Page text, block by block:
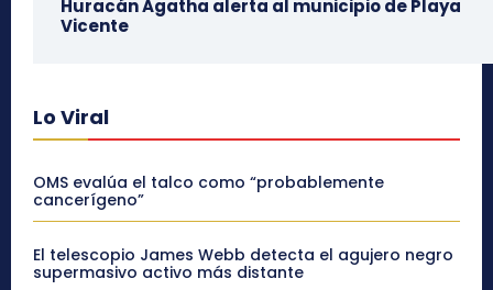
Huracán Agatha alerta al municipio de Playa
Vicente
Lo Viral
OMS evalúa el talco como “probablemente
cancerígeno”
El telescopio James Webb detecta el agujero negro
supermasivo activo más distante